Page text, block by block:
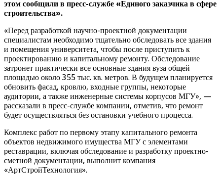
этом сообщили в пресс-службе «Единого заказчика в сфере
строительства».
«Перед разработкой научно-проектной документации
специалистам необходимо тщательно обследовать все здания
и помещения университета, чтобы после приступить к
проектированию и капитальному ремонту. Обследование
затронет практически все основные здания вуза общей
площадью около 355 тыс. кв. метров. В будущем планируется
обновить фасад, кровлю, входные группы, некоторые
аудитории, а также инженерные системы корпусов МГУ», —
рассказали в пресс-службе компании, отметив, что ремонт
будет осуществляться без остановки учебного процесса.
Комплекс работ по первому этапу капитального ремонта
объектов недвижимого имущества МГУ с элементами
реставрации, включая обследование и разработку проектно-
сметной документации, выполнит компания
«АртСтройТехнология».